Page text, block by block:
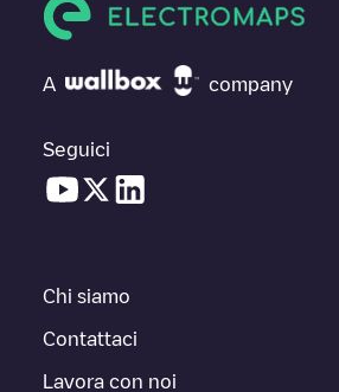
A company
Seguici
Chi siamo
Contattaci
Lavora con noi